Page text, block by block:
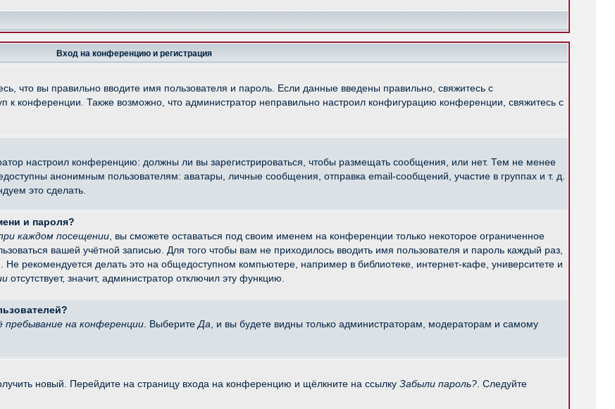
Вход на конференцию и регистрация
что вы правильно вводите имя пользователя и пароль. Если данные введены правильно, свяжитесь с
к конференции. Также возможно, что администратор неправильно настроил конфигурацию конференции, свяжитесь с
настроил конференцию: должны ли вы зарегистрироваться, чтобы размещать сообщения, или нет. Тем не менее
анонимным пользователям: аватары, личные сообщения, отправка email-сообщений, участие в группах и т. д.
это сделать.
и пароля?
каждом посещении , вы сможете оставаться под своим именем на конференции только некоторое ограниченное
вашей учётной записью. Для того чтобы вам не приходилось вводить имя пользователя и пароль каждый раз,
рекомендуется делать это на общедоступном компьютере, например в библиотеке, интернет-кафе, университете и
отсутствует, значит, администратор отключил эту функцию.
на конференции . Выберите Да , и вы будете видны только администраторам, модераторам и самому
новый. Перейдите на страницу входа на конференцию и щёлкните на ссылку Забыли пароль? . Следуйте